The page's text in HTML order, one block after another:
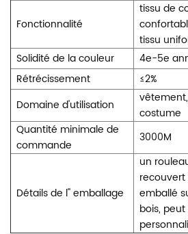
Fonctionnalité
tissu de
tissu
Solidité de la couleur
4e-5e
Rétrécissement
≤2%
Domaine d'utilisation
costume
Quantité minimale de
commande
3000M
Détails de l'' emballage
un
recouvert
emballé
bois,